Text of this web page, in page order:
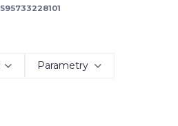
Parametry